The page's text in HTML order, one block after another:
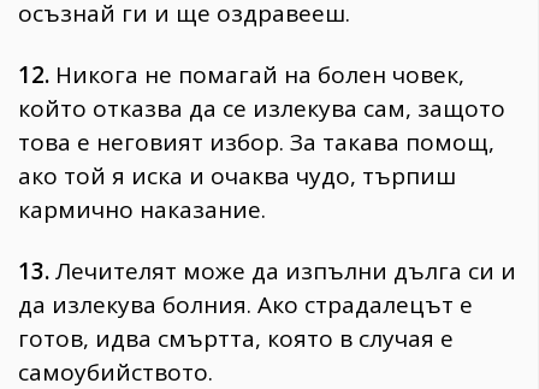
осъзнай ги и ще оздравееш.
12. Никога не помагай на болен човек,
който отказва да се излекува сам, защото
това е неговият избор. За такава помощ,
ако той я иска и очаква чудо, търпиш
кармично наказание.
13.Лечителят може да изпълни дълга си и
да излекува болния. Aко страдалецът е
готов, идва смъртта, която в случая е
самоубийството.